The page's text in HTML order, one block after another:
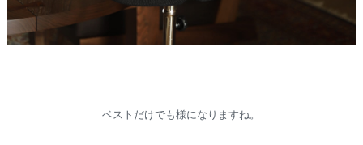
ベストだけでも様になりますね。